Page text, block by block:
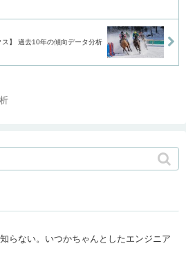
ス】 過去10年の傾向データ分析
らない。いつかちゃんとしたエンジニア